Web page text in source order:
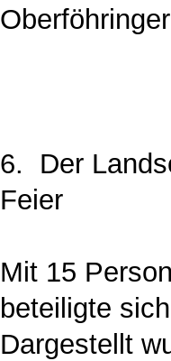
6. Der
Feier
Mit 15
beteiligte
Dargestellt